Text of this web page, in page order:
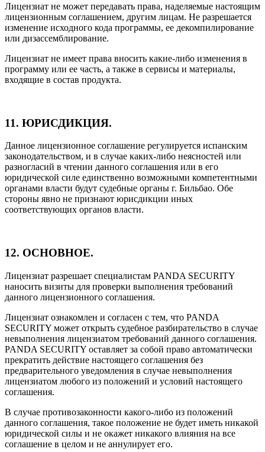
Лицензиат не может передавать права, наделяемые настоящим
лицензионным соглашением, другим лицам. Не разрешается
изменение исходного кода программы, ее декомпилирование
или дизассемблирование.
Лицензиат не имеет права вносить какие-либо изменения в
программу или ее часть, а также в сервисы и материалы,
входящие в состав продукта.
11. ЮРИСДИКЦИЯ.
Данное лицензионное соглашение регулируется испанским
законодательством, и в случае каких-либо неясностей или
разногласий в чтении данного соглашения или в его
юридической силе единственно возможными компетентными
органами власти будут судебные органы г. Бильбао. Обе
стороны явно не признают юрисдикции иных
соответствующих органов власти.
12. ОСНОВНОЕ.
Лицензиат разрешает специалистам PANDA SECURITY
наносить визиты для проверки выполнения требований
данного лицензионного соглашения.
Лицензиат ознакомлен и согласен с тем, что PANDA
SECURITY может открыть судебное разбирательство в случае
невыполнения лицензиатом требований данного соглашения.
PANDA SECURITY оставляет за собой право автоматически
прекратить действие настоящего соглашения без
предварительного уведомления в случае невыполнения
лицензиатом любого из положений и условий настоящего
соглашения.
В случае противозаконности какого-либо из положений
данного соглашения, такое положение не будет иметь никакой
юридической силы и не окажет никакого влияния на все
соглашение в целом и не аннулирует его.